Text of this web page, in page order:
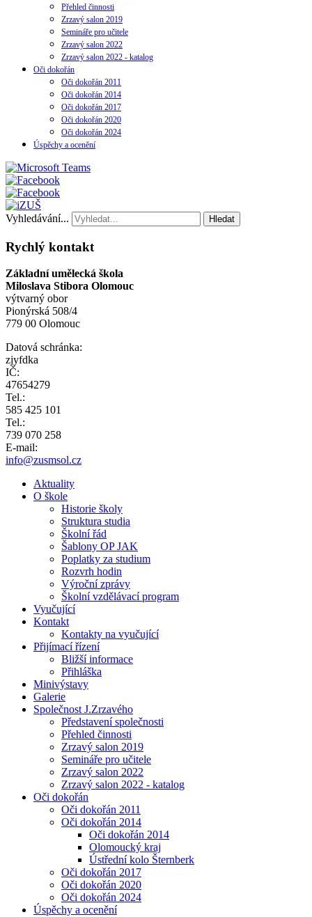
Přehled činnosti
Zrzavý salon 2019
Semináře pro učitele
Zrzavý salon 2022
Zrzavý salon 2022 - katalog
Oči dokořán
Oči dokořán 2011
Oči dokořán 2014
Oči dokořán 2017
Oči dokořán 2020
Oči dokořán 2024
Úspěchy a ocenění
Vyhledávání... Hledat
Rychlý kontakt
Základní umělecká škola
Miloslava Stibora Olomouc
výtvarný obor
Pionýrská 508/4
779 00 Olomouc
Datová schránka:
zjyfdka
IČ:
47654279
Tel.:
585 425 101
Tel.:
739 070 258
E-mail:
info@zusmsol.cz
Aktuality
O škole
Historie školy
Struktura studia
Školní řád
Šablony OP JAK
Poplatky za studium
Rozvrh hodin
Výroční zprávy
Školní vzdělávací program
Vyučující
Kontakt
Kontakty na vyučující
Přijímací řízení
Bližší informace
Přihláška
Minivýstavy
Galerie
Společnost J.Zrzavého
Představení společnosti
Přehled činnosti
Zrzavý salon 2019
Semináře pro učitele
Zrzavý salon 2022
Zrzavý salon 2022 - katalog
Oči dokořán
Oči dokořán 2011
Oči dokořán 2014
Oči dokořán 2014
Olomoucký kraj
Ústřední kolo Šternberk
Oči dokořán 2017
Oči dokořán 2020
Oči dokořán 2024
Úspěchy a ocenění